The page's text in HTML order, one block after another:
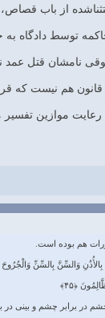
از باب
توسط دادگاه
نامشان قتل عمد
هم نیست که
رعایت موازین
هم بوده است.
بِالأُذُنِ وَالسِّنَّ بِالسِّنِّ
﴿۴۵﴾
در برابر چشم و بينى در